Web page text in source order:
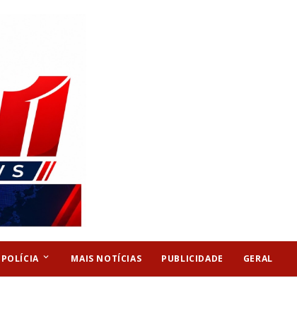
POLÍCIA keyboard_arrow_down MAIS NOTÍCIAS PUBLICIDADE GERAL